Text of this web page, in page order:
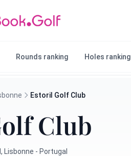
Rounds ranking Holes ranking
Estoril Golf Club
Club
Lisbonne - Portugal